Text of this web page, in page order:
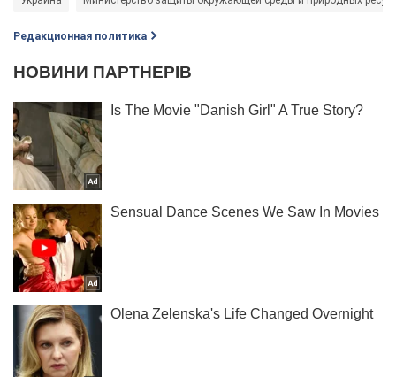
Редакционная политика